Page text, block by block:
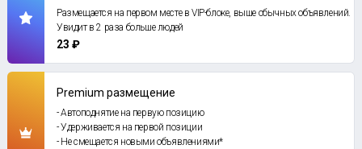
Размещается на первом месте в VIP-блоке, выше обычных объявлений.
Увидит в 2 раза больше людей
23 ₽
Premium размещение
- Автоподнятие на первую позицию
- Удерживается на первой позиции
- Не смещается новыми объявлениями*